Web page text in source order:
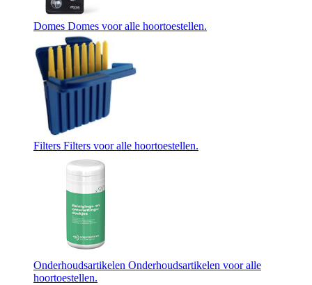
Domes Domes voor alle hoortoestellen.
Filters Filters voor alle hoortoestellen.
Onderhoudsartikelen Onderhoudsartikelen voor alle
hoortoestellen.